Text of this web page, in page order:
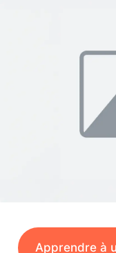
Apprendre à